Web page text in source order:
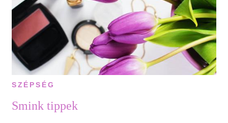
SZÉPSÉG
Smink tippek